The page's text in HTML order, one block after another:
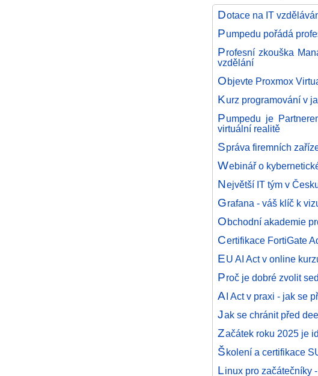
Dotace na IT
Pumpedu pořádá
Profesní zkouška
vzdělání
Objevte Proxmox
Kurz programování v
Pumpedu je
virtuální realitě
Správa firemních
Webinář o
Největší IT tým v
Grafana - váš klíč k
Obchodní akademie
Certifikace FortiGate
EU AI Act v online
Proč je dobré zvolit
AI Act v praxi - jak se
Jak se chránit před
Začátek roku 2025 je
Školení a certifikace
Linux pro začátečníky